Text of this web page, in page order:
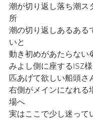
潮が切り返し落ち潮ス
所
潮の切り返しあるある
いと
動き初めがあたらない
みよし側に座するISZ
匹あげて欲しい船頭さ
右側がメインになれる
場へ
実はここで少し迷って